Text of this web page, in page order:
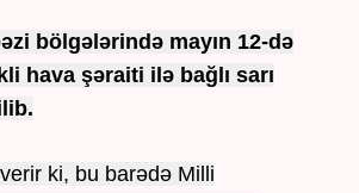
bölgələrində mayın 12-də
hava şəraiti ilə bağlı sarı
ki, bu barədə Milli